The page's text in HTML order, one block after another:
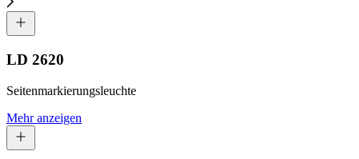
LD 2620
Seitenmarkierungsleuchte
Mehr anzeigen